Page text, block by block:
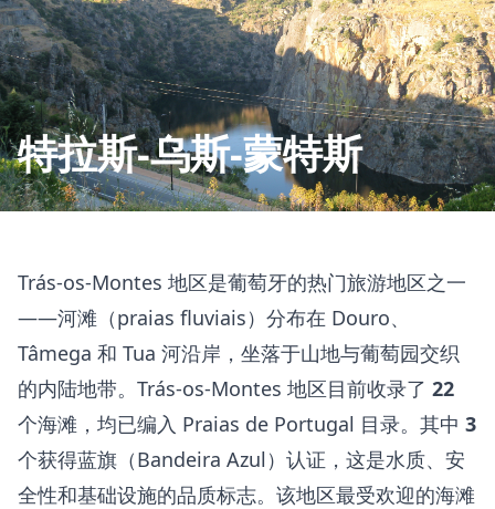
特拉斯-乌斯-蒙特斯
Trás-os-Montes 地区是葡萄牙的热门旅游地区之一
——河滩（praias fluviais）分布在 Douro、
Tâmega 和 Tua 河沿岸，坐落于山地与葡萄园交织
的内陆地带。Trás-os-Montes 地区目前收录了 22
个海滩，均已编入 Praias de Portugal 目录。其中 3
个获得蓝旗（Bandeira Azul）认证，这是水质、安
全性和基础设施的品质标志。该地区最受欢迎的海滩